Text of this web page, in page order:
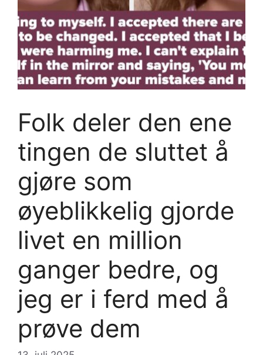
Folk deler den ene
tingen de sluttet å
gjøre som
øyeblikkelig gjorde
livet en million
ganger bedre, og
jeg er i ferd med å
prøve dem